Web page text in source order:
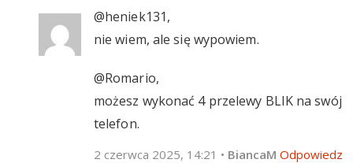
@heniek131,
nie wiem, ale się wypowiem.
@Romario,
możesz wykonać 4 przelewy BLIK na swój
telefon.
2 czerwca 2025, 14:21 • BiancaM Odpowiedz